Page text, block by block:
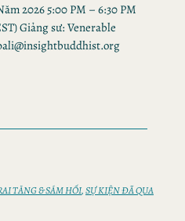
2026 5:00 PM – 6:30 PM
Giảng sư: Venerable
TĂNG & SÁM HỐI, SỰ KIỆN ĐÃ QUA